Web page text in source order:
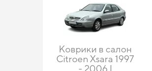
Коврики в салон
Citroen Xsara 1997
- 2006 I